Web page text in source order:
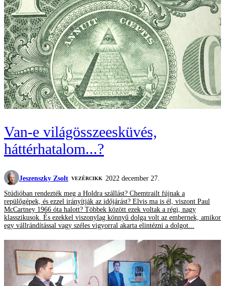
Van-e világösszeesküvés,
háttérhatalom...?
Jeszenszky Zsolt VEZÉRCIKK 2022 december 27.
Stúdióban rendezték meg a Holdra szállást? Chemtrailt fújnak a
repülőgépek, és ezzel irányítják az időjárást? Elvis ma is él, viszont Paul
McCartney 1966 óta halott? Többek között ezek voltak a régi, nagy
klasszikusok. És ezekkel viszonylag könnyű dolga volt az embernek, amikor
egy vállrándítással vagy széles vigyorral akarta elintézni a dolgot...